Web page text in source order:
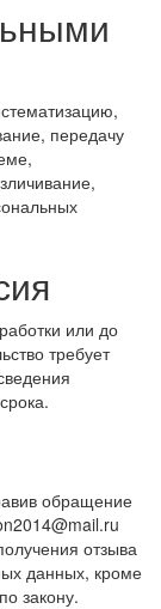
передачу
или до
требует
обращение
отзыва
данных, кроме
закону.